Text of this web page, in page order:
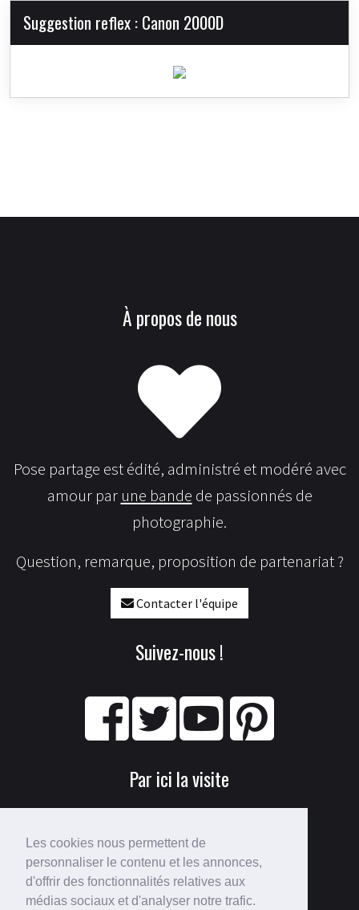
Les cookies nous permettent de
personnaliser le contenu et les annonces,
d'offrir des fonctionnalités relatives aux
médias sociaux et d'analyser notre trafic.
Suggestion reflex : Canon 2000D
À propos de nous
Pose partage est édité, administré et modéré avec
amour par une bande de passionnés de
photographie.
Question, remarque, proposition de partenariat ?
Contacter l'équipe
Suivez-nous !
Par ici la visite